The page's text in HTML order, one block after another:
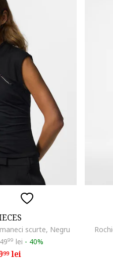
scurte, Negru
99 lei - 40%
99lei